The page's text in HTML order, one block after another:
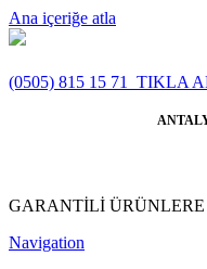
Ana içeriğe atla
(0505) 815 15 71 TIKLA
GARANTİLİ
Navigation